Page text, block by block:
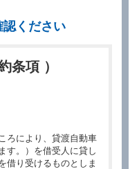
ください
条項 ）
ろにより、貸渡自動車
す。）を借受人に貸し
借り受けるものとしま